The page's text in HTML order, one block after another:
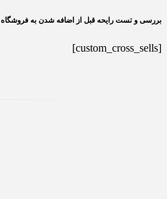
بررسی و تست رایحه قبل از اضافه شدن به فروشگاه
[custom_cross_sells]